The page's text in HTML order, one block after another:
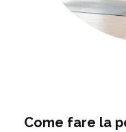
Come fare la